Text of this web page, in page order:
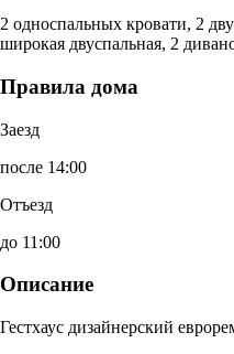
2 односпальных кровати, 2
широкая двуспальная, 2
Правила дома
Заезд
после 14:00
Отъезд
до 11:00
Описание
Гестхаус дизайнерский